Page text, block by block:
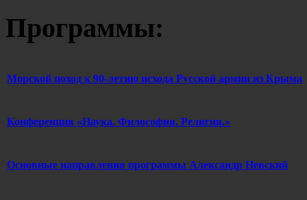
Программы:
Морской поход к 90-летию исхода Русской армии из Крыма
Конференция «Наука. Философия. Религия.»
Основные направления программы Александр Невский